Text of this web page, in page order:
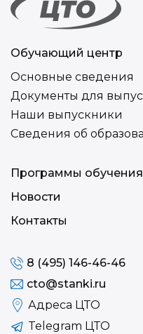
Обучающий центр
Основные сведения
Документы для
Наши выпускники
Сведения об
Программы обучения
Новости
Контакты
8 (495) 146-46-46
cto@stanki.ru
Адреса ЦТО
Telegram ЦТО